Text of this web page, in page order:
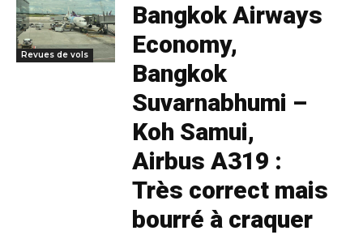
Revues de vols
Bangkok Airways
Economy,
Bangkok
Suvarnabhumi –
Koh Samui,
Airbus A319 :
Très correct mais
bourré à craquer